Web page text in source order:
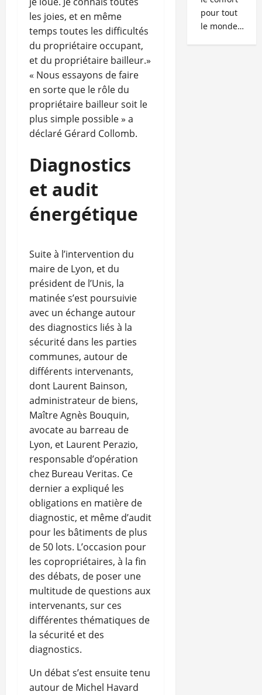
les joies, et en même
temps toutes les difficultés
du propriétaire occupant,
et du propriétaire bailleur.»
« Nous essayons de faire
en sorte que le rôle du
propriétaire bailleur soit le
plus simple possible » a
déclaré Gérard Collomb.
Diagnostics
et audit
énergétique
Suite à l’intervention du
maire de Lyon, et du
président de l’Unis, la
matinée s’est poursuivie
avec un échange autour
des diagnostics liés à la
sécurité dans les parties
communes, autour de
différents intervenants,
dont Laurent Bainson,
administrateur de biens,
Maître Agnès Bouquin,
avocate au barreau de
Lyon, et Laurent Perazio,
responsable d’opération
chez Bureau Veritas. Ce
dernier a expliqué les
obligations en matière de
diagnostic, et même d’audit
pour les bâtiments de plus
de 50 lots. L’occasion pour
les copropriétaires, à la fin
des débats, de poser une
multitude de questions aux
intervenants, sur ces
différentes thématiques de
la sécurité et des
diagnostics.
Un débat s’est ensuite tenu
autour de Michel Havard
pour tout
le monde…